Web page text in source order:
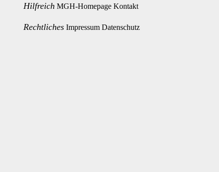
Hilfreich MGH-Homepage Kontakt
Rechtliches Impressum Datenschutz